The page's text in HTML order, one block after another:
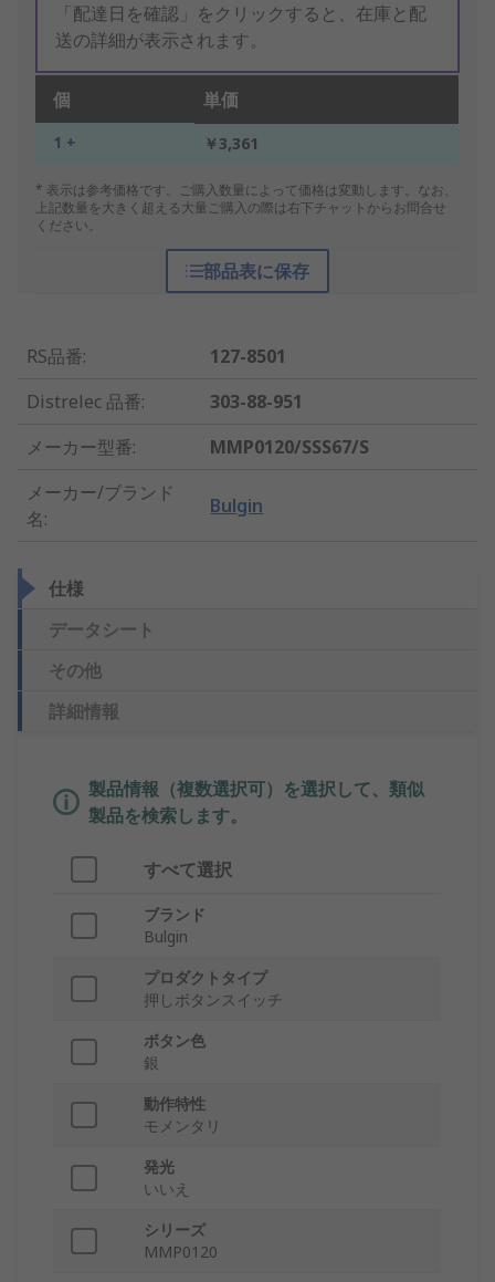
「配達日を確認」をクリックすると、在庫と配
送の詳細が表示されます。
個 単価
1 + ￥3,361
* 表示は参考価格です。ご購入数量によって価格は変動します。なお、
上記数量を大きく超える大量ご購入の際は右下チャットからお問合せ
ください。
部品表に保存
RS品番:
127-8501
Distrelec 品番:
303-88-951
メーカー型番:
MMP0120/SSS67/S
メーカー/ブランド
名:
Bulgin
仕様
データシート
その他
詳細情報
製品情報（複数選択可）を選択して、類似
製品を検索します。
すべて選択
ブランド
Bulgin
プロダクトタイプ
押しボタンスイッチ
ボタン色
銀
動作特性
モメンタリ
発光
いいえ
シリーズ
MMP0120